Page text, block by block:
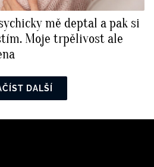
mě deptal a pak si
Moje trpělivost ale
DALŠÍ